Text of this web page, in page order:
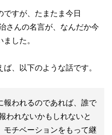
ですが、たまたま今日
さんの名言が、なんだか今
した。
、以下のような話です。
報われるのであれば、誰で
われないかもしれないと
モチベーションをもって継